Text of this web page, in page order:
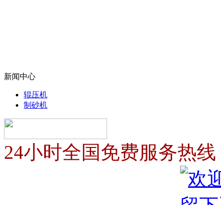
新闻中心
辊压机
制砂机
24小时全国免费服务热线